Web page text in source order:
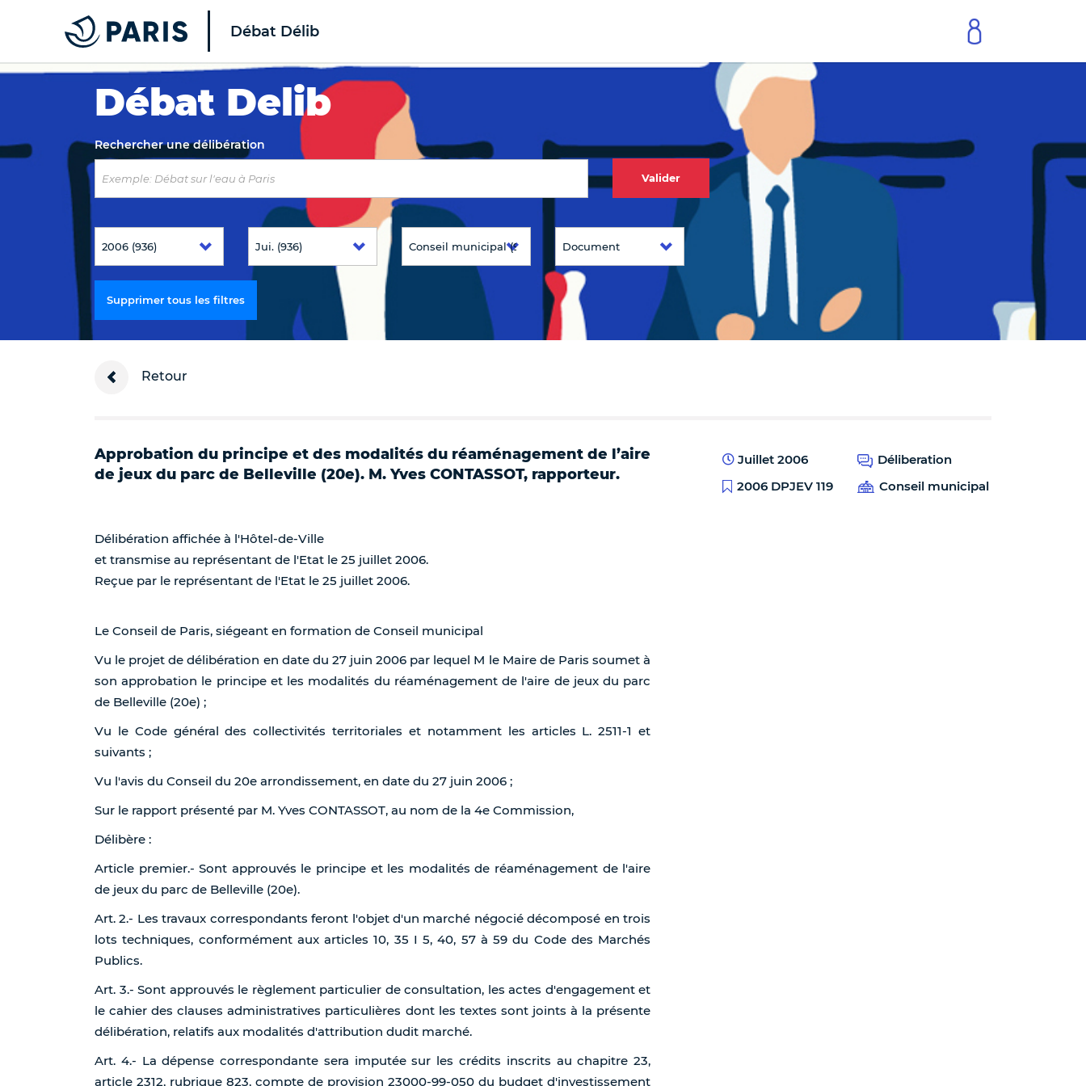
Top of the page
Débat Délib
Débat Delib
Rechercher une délibération
Valider
Supprimer tous les filtres
Retour
Approbation du principe et des modalités du réaménagement de l’aire
de jeux du parc de Belleville (20e). M. Yves CONTASSOT, rapporteur.
Délibération affichée à l'Hôtel-de-Ville
et transmise au représentant de l'Etat le 25 juillet 2006.
Reçue par le représentant de l'Etat le 25 juillet 2006.
Le Conseil de Paris, siégeant en formation de Conseil municipal
Vu le projet de délibération en date du 27 juin 2006 par lequel M le Maire de Paris soumet à
son approbation le principe et les modalités du réaménagement de l'aire de jeux du parc
de Belleville (20e) ;
Vu le Code général des collectivités territoriales et notamment les articles L. 2511-1 et
suivants ;
Vu l'avis du Conseil du 20e arrondissement, en date du 27 juin 2006 ;
Sur le rapport présenté par M. Yves CONTASSOT, au nom de la 4e Commission,
Délibère :
Article premier.- Sont approuvés le principe et les modalités de réaménagement de l'aire
de jeux du parc de Belleville (20e).
Art. 2.- Les travaux correspondants feront l'objet d'un marché négocié décomposé en trois
lots techniques, conformément aux articles 10, 35 I 5, 40, 57 à 59 du Code des Marchés
Publics.
Art. 3.- Sont approuvés le règlement particulier de consultation, les actes d'engagement et
le cahier des clauses administratives particulières dont les textes sont joints à la présente
délibération, relatifs aux modalités d'attribution dudit marché.
Art. 4.- La dépense correspondante sera imputée sur les crédits inscrits au chapitre 23,
article 2312, rubrique 823, compte de provision 23000-99-050 du budget d'investissement
Juillet 2006
Déliberation
2006 DPJEV 119
Conseil municipal